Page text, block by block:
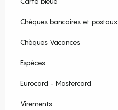
Chèques bancaires et postaux
Chèques Vacances
Espèces
Eurocard - Mastercard
Virements